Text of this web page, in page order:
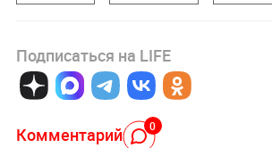
Подписаться на LIFE
Комментарий 0